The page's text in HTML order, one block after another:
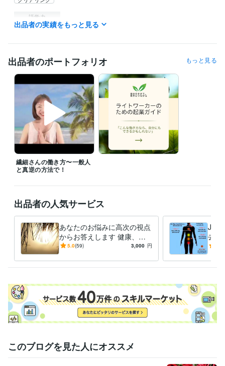
語学力
英語 ビジネスレベル
出品者の実績をもっと見る
出品者のポートフォリオ もっと見る
繊細さんの働き方〜一般人
と真逆の方法で！
出品者の人気サービス
あなたのお悩みに高次の視点
からお答えします 健康、恋
愛、仕事、対人関係、お金、
5.0(59) 3,000 円
Jシ
去し
の繋
このブログを見た人にオススメ